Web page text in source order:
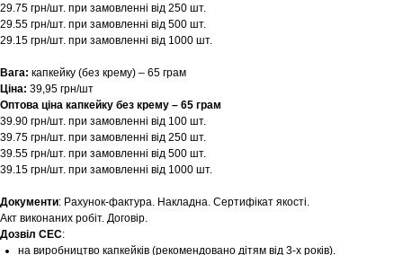
29.75 грн/шт. при замовленні від 250 шт.
29.55 грн/шт. при замовленні від 500 шт.
29.15 грн/шт. при замовленні від 1000 шт.
Вага: капкейку (без крему) – 65 грам
Ціна: 39,95 грн/шт
Оптова ціна капкейку без крему – 65 грам
39.90 грн/шт. при замовленні від 100 шт.
39.75 грн/шт. при замовленні від 250 шт.
39.55 грн/шт. при замовленні від 500 шт.
39.15 грн/шт. при замовленні від 1000 шт.
Документи: Рахунок-фактура. Накладна. Сертифікат якості.
Акт виконаних робіт. Договір.
Дозвіл СЕС:
на виробництво капкейків (рекомендовано дітям від 3-х років).